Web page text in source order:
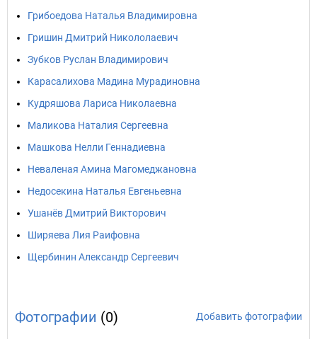
Грибоедова Наталья Владимировна
Гришин Дмитрий Никололаевич
Зубков Руслан Владимирович
Карасалихова Мадина Мурадиновна
Кудряшова Лариса Николаевна
Маликова Наталия Сергеевна
Машкова Нелли Геннадиевна
Неваленая Амина Магомеджановна
Недосекина Наталья Евгеньевна
Ушанёв Дмитрий Викторович
Ширяева Лия Раифовна
Щербинин Александр Сергеевич
Фотографии (0) Добавить фотографии